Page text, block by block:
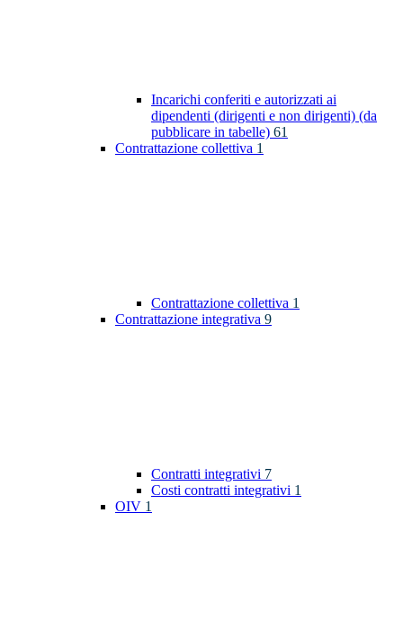
Incarichi conferiti e autorizzati ai
dipendenti (dirigenti e non dirigenti) (da
pubblicare in tabelle) 61
Contrattazione collettiva 1
Contrattazione collettiva 1
Contrattazione integrativa 9
Contratti integrativi 7
Costi contratti integrativi 1
OIV 1